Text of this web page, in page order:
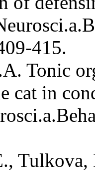
415.
Tonic
cat in